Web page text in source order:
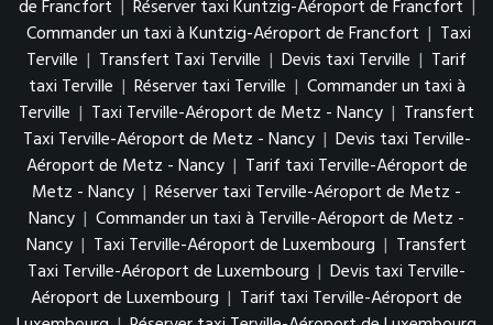
de Francfort | Réserver taxi Kuntzig-Aéroport de Francfort |
Commander un taxi à Kuntzig-Aéroport de Francfort | Taxi
Terville | Transfert Taxi Terville | Devis taxi Terville | Tarif
taxi Terville | Réserver taxi Terville | Commander un taxi à
Terville | Taxi Terville-Aéroport de Metz - Nancy | Transfert
Taxi Terville-Aéroport de Metz - Nancy | Devis taxi Terville-
Aéroport de Metz - Nancy | Tarif taxi Terville-Aéroport de
Metz - Nancy | Réserver taxi Terville-Aéroport de Metz -
Nancy | Commander un taxi à Terville-Aéroport de Metz -
Nancy | Taxi Terville-Aéroport de Luxembourg | Transfert
Taxi Terville-Aéroport de Luxembourg | Devis taxi Terville-
Aéroport de Luxembourg | Tarif taxi Terville-Aéroport de